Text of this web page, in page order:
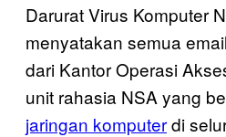
Darurat Virus Komputer
menyatakan semua
dari Kantor Operasi
unit rahasia NSA yang
jaringan komputerdi